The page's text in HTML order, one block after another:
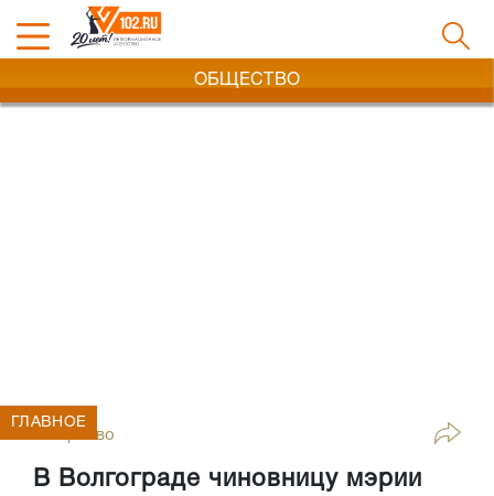
ОБЩЕСТВО
Общество
В Волгограде чиновницу мэрии
ГЛАВНОЕ